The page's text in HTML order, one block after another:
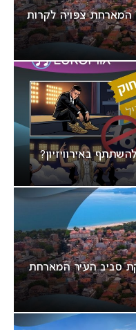
על העיר המארחת צפויה לקרות
באירוויזיון?
המחלוקת סביב העיר המארחת